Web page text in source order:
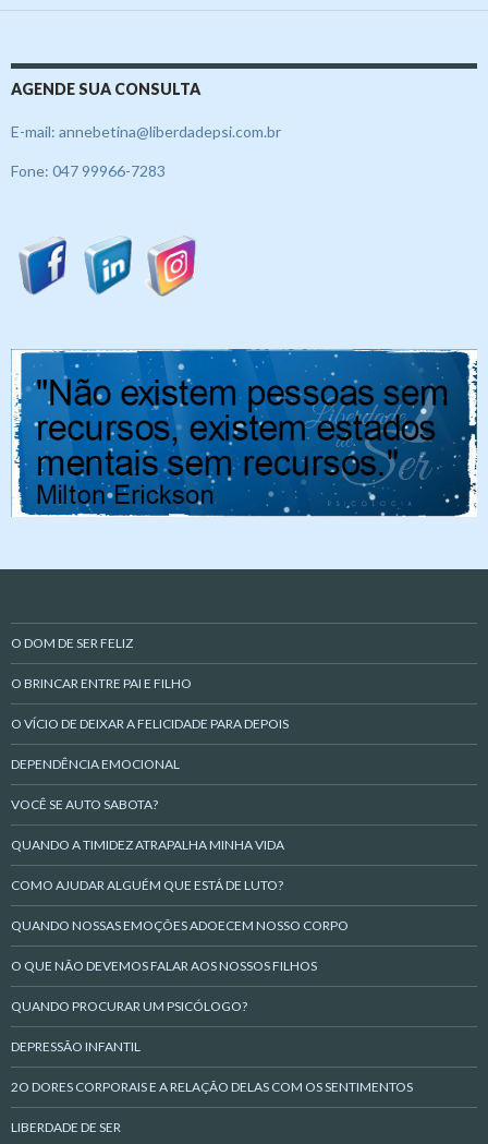
AGENDE SUA CONSULTA
E-mail: annebetina@liberdadepsi.com.br
Fone: 047 99966-7283
O DOM DE SER FELIZ
O BRINCAR ENTRE PAI E FILHO
O VÍCIO DE DEIXAR A FELICIDADE PARA DEPOIS
DEPENDÊNCIA EMOCIONAL
VOCÊ SE AUTO SABOTA?
QUANDO A TIMIDEZ ATRAPALHA MINHA VIDA
COMO AJUDAR ALGUÉM QUE ESTÁ DE LUTO?
QUANDO NOSSAS EMOÇÕES ADOECEM NOSSO CORPO
O QUE NÃO DEVEMOS FALAR AOS NOSSOS FILHOS
QUANDO PROCURAR UM PSICÓLOGO?
DEPRESSÃO INFANTIL
2O DORES CORPORAIS E A RELAÇÃO DELAS COM OS SENTIMENTOS
LIBERDADE DE SER